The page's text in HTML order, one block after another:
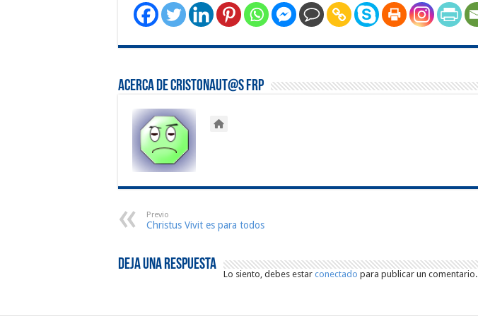
Acerca de Cristonaut@s FRP
Previo
Christus Vivit es para todos
Deja una respuesta
Lo siento, debes estar conectado para publicar un comentario.